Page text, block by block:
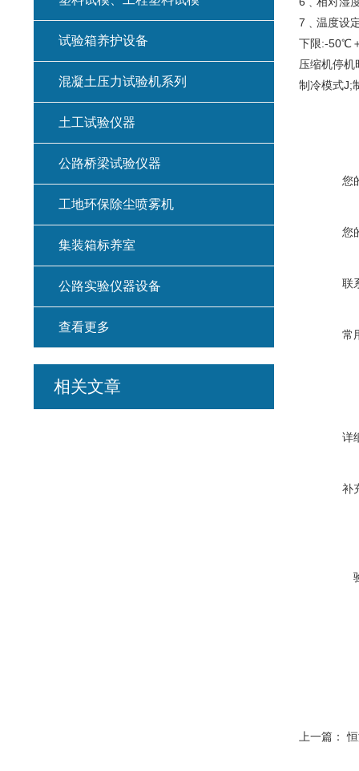
7﹑温度设
下限:-50℃
压缩机停机
制冷模式J;
您
您
联
常
详
补
上一篇：恒
试验箱养护设备
混凝土压力试验机系列
土工试验仪器
公路桥梁试验仪器
工地环保除尘喷雾机
集装箱标养室
公路实验仪器设备
查看更多
相关文章